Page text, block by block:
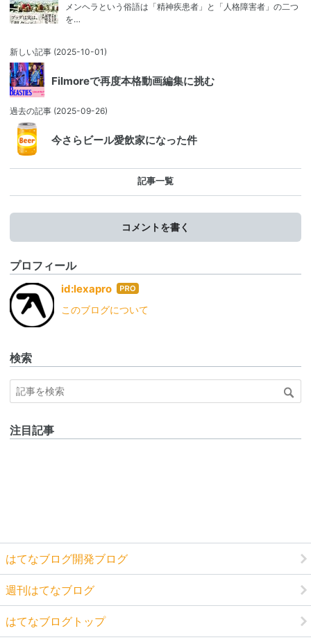
メンヘラという俗語は「精神疾患者」と「人格障害者」の二つ
を…
新しい記事 (2025-10-01)
Filmoreで再度本格動画編集に挑む
過去の記事 (2025-09-26)
今さらビール愛飲家になった件
記事一覧
コメントを書く
プロフィール
id:lexapro はて
ログ
このブログについて
検索
注目記事
はてなブログ開発ブログ
週刊はてなブログ
はてなブログトップ